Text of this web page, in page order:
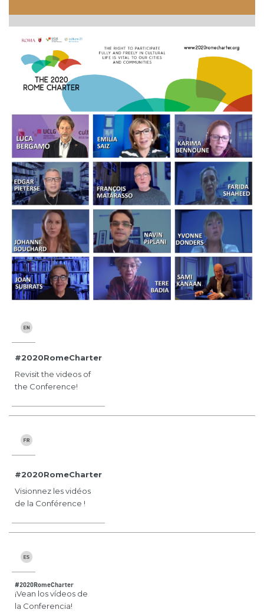
#2020RomeCharter
Revisit the videos of
the Conference!
#2020RomeCharter
Visionnez les vidéos
de la Conférence !
#2020RomeCharter
¡Vean los vídeos de
la Conferencia!